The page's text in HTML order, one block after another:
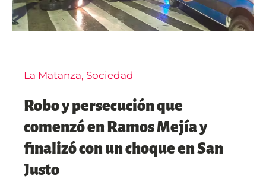
La Matanza, Sociedad
Robo y persecución que
comenzó en Ramos Mejía y
finalizó con un choque en San
Justo